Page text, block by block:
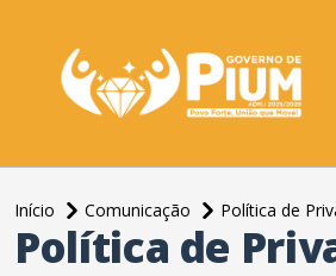
Início Comunicação
Política de
conteúdo principal
Política de